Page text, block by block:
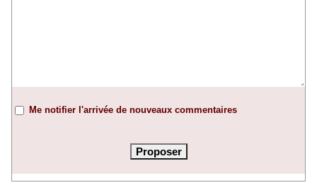
Me notifier l'arrivée de nouveaux commentaires